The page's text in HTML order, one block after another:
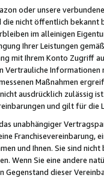
oder unsere
nicht öffentlich
im alleinigen
Ihrer Leistungen
mit Ihrem Konto
Vertrauliche
Maßnahmen
ausdrücklich zulässig
und gilt für die
unabhängiger
Franchisevereinbarung,
und Ihnen. Sie sind
Wenn Sie eine andere
Gegenstand dieser